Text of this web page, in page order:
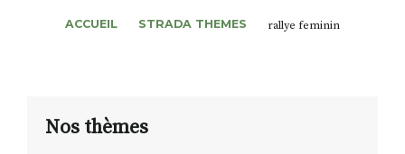
NOS THÈMES
ALTER STRADA
ACCUEIL STRADA THEMES rallye feminin
Nos thèmes